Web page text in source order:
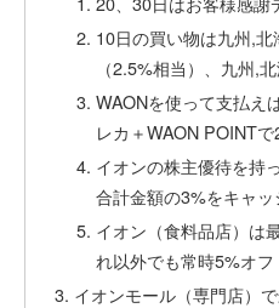
10日の買い物は九州,
（2.5%相当）、九州,
WAONを使って支払え
レカ＋WAON POINT
イオンの株主優待を持
合計金額の3%をキャッ
イオン（食料品店）は
れ以外でも常時5%オフ
イオンモール（専門店）